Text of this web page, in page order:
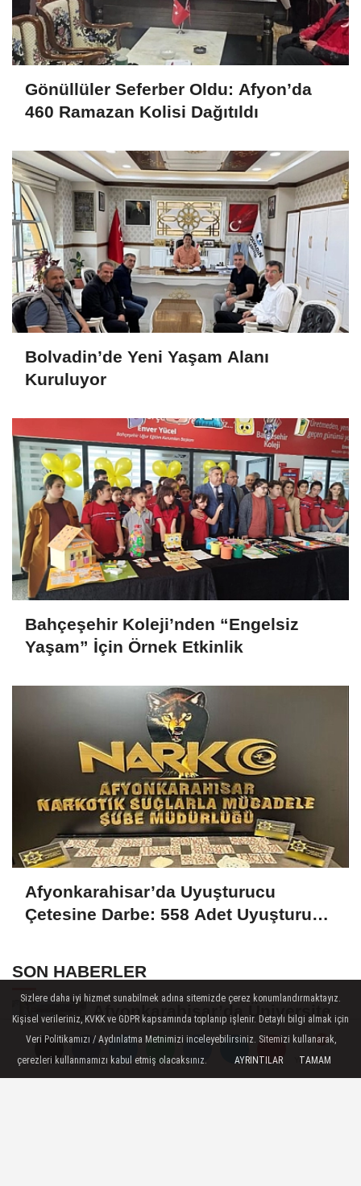
Yorumlar
Yorumlar
Gönüllüler Seferber Oldu: Afyon’da
460 Ramazan Kolisi Dağıtıldı
Bolvadin’de Yeni Yaşam Alanı
Kuruluyor
Bahçeşehir Koleji’nden “Engelsiz
Yaşam” İçin Örnek Etkinlik
Afyonkarahisar’da Uyuşturucu
Çetesine Darbe: 558 Adet Uyuşturucu
SON HABERLER
Afyonkarahisar’da Üniversite
Öğrencilerinin 8 Projesine
ÜNİDES...
Afyonkarahisarlı Güreşçiler
Sizlere daha iyi hizmet sunabilmek adına sitemizde çerez konumlandırmaktayız.
Kişisel verileriniz, KVKK ve GDPR kapsamında toplanıp işlenir. Detaylı bilgi almak için
Veri Politikamızı / Aydınlatma Metnimizi inceleyebilirsiniz. Sitemizi kullanarak,
çerezleri kullanmamızı kabul etmiş olacaksınız.
AYRINTILAR TAMAM